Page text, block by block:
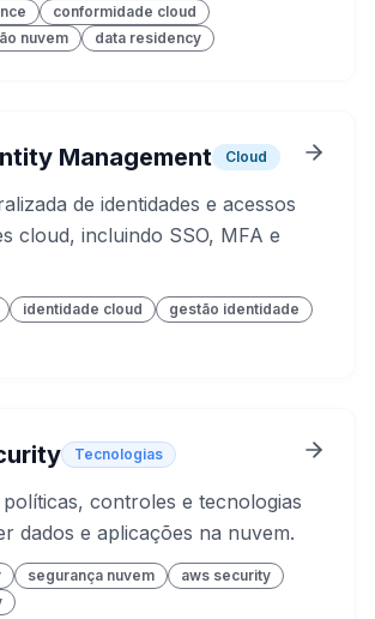
conformidade cloud
nuvem
data residency
Management Cloud
de identidades e acessos
cloud, incluindo SSO, MFA e
identidade cloud
gestão identidade
Tecnologias
controles e tecnologias
dados e aplicações na nuvem.
segurança nuvem
aws security